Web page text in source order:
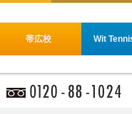
帯広校 Wit